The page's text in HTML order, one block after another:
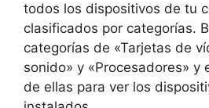
todos los dispositivos de tu
clasificados por categorías.
categorías de «Tarjetas de
sonido» y «Procesadores» y
de ellas para ver los